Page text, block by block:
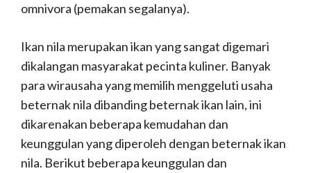
omnivora (pemakan segalanya).
Ikan nila merupakan ikan yang sangat digemari
dikalangan masyarakat pecinta kuliner. Banyak
para wirausaha yang memilih menggeluti usaha
beternak nila dibanding beternak ikan lain, ini
dikarenakan beberapa kemudahan dan
keunggulan yang diperoleh dengan beternak ikan
nila. Berikut beberapa keunggulan dan